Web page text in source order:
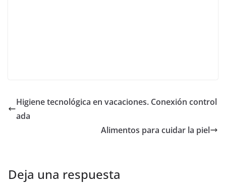
Higiene tecnológica en vacaciones. Conexión control
ada
Alimentos para cuidar la piel
Deja una respuesta